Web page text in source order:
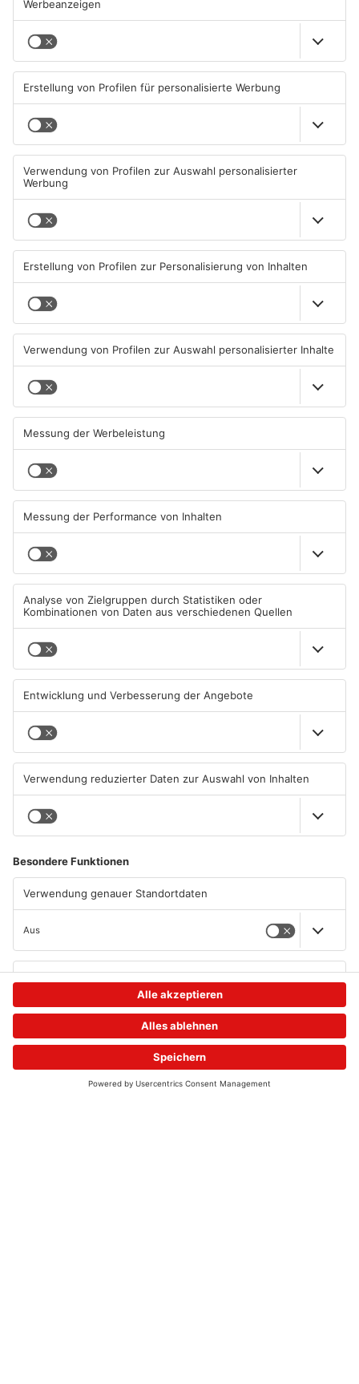
Großkrotzenburger Randale-
Pfauen noch nicht
eingefangen
09.08.2026, 08:54 UHR IN MAIN-
Schreckschusswaffe auf
07.08.2026, 07:12 UHR IN MAIN-
Schwerer Unfall zwischen
Hanauer Kreuz
07.08.2026, 07:07 UHR IN MAIN-
KINZIG-KREIS
Ausstellung in Bruchköbel
07.08.2026, 05:00 UHR IN MAIN-
KINZIG-KREIS
Wohnhausbrand in Maintal:
Zwei Menschen verletzt
06.08.2026, 15:42 UHR IN MAIN-
KINZIG-KREIS
im Main-Kinzig-Kreis und in
Hanau
06.08.2026, 11:33 UHR IN MAIN-
KINZIG-KREIS